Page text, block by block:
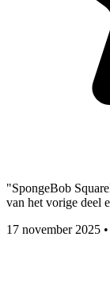
"SpongeBob
van het vorige deel
17 november 2025 •